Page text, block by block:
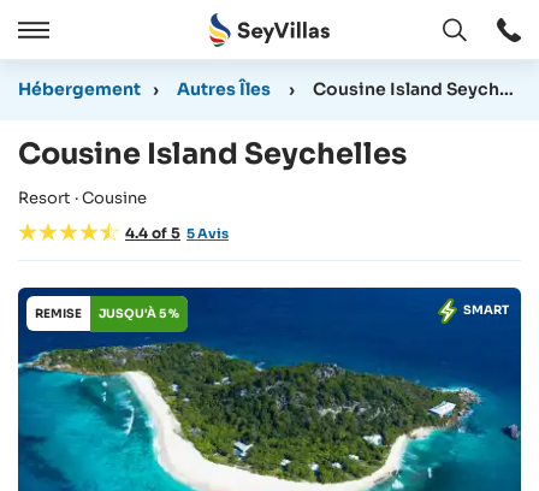
Cermer
Ouvert
Hébergement › Autres Îles › Cousine Island Seychelles
Cousine Island Seychelles
Resort · Cousine
4.4 of 5 5Avis
SMART
REMISE JUSQU'À 5 %